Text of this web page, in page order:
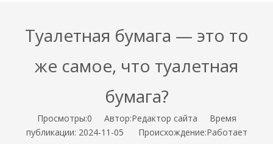
Туалетная бумага — это то
же самое, что туалетная
бумага?
Просмотры:0 Автор:Pедактор сайта Время
публикации: 2024-11-05 Происхождение:Работает